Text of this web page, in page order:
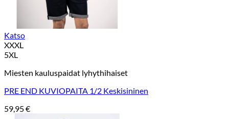
Katso
XXXL
5XL
Miesten kauluspaidat lyhythihaiset
PRE END KUVIOPAITA 1/2 Keskisininen
59,95€